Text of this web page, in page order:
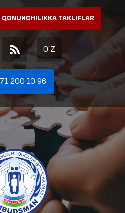
QONUNCHILIKKA TAKLIFLAR
O'Z
71 200 10 96